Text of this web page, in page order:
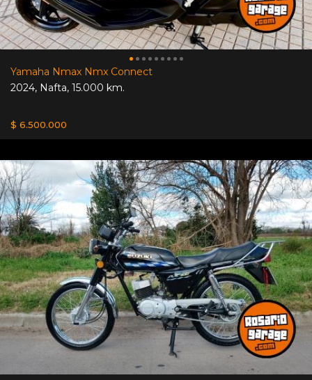
Yamaha Nmax Nmx Connect
2024, Nafta, 15.000 km.
$ 6.500.000